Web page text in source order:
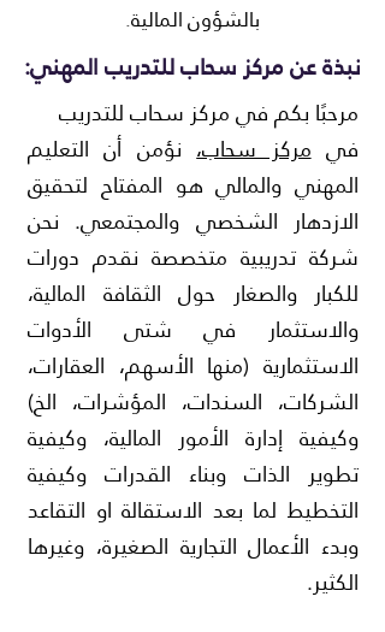
بالشؤون المالية.
:نبذة عن مركز سحاب للتدريب المهني
مرحبًا بكم في مركز سحاب للتدريب
فيمركز سحاب،نؤمن أن التعليم
المهني والمالي هو المفتاح لتحقيق
الازدهار الشخصي والمجتمعي. نحن
شركة تدريبية متخصصة نقدم دورات
للكبار والصغار حول الثقافة المالية،
والاستثمار في شتى الأدوات
الاستثمارية (منها الأسهم، العقارات،
الشركات، السندات، المؤشرات، الخ)
وكيفية إدارة الأمور المالية، وكيفية
تطوير الذات وبناء القدرات وكيفية
التخطيط لما بعد الاستقالة او التقاعد
وبدء الأعمال التجارية الصغيرة، وغيرها
الكثير.